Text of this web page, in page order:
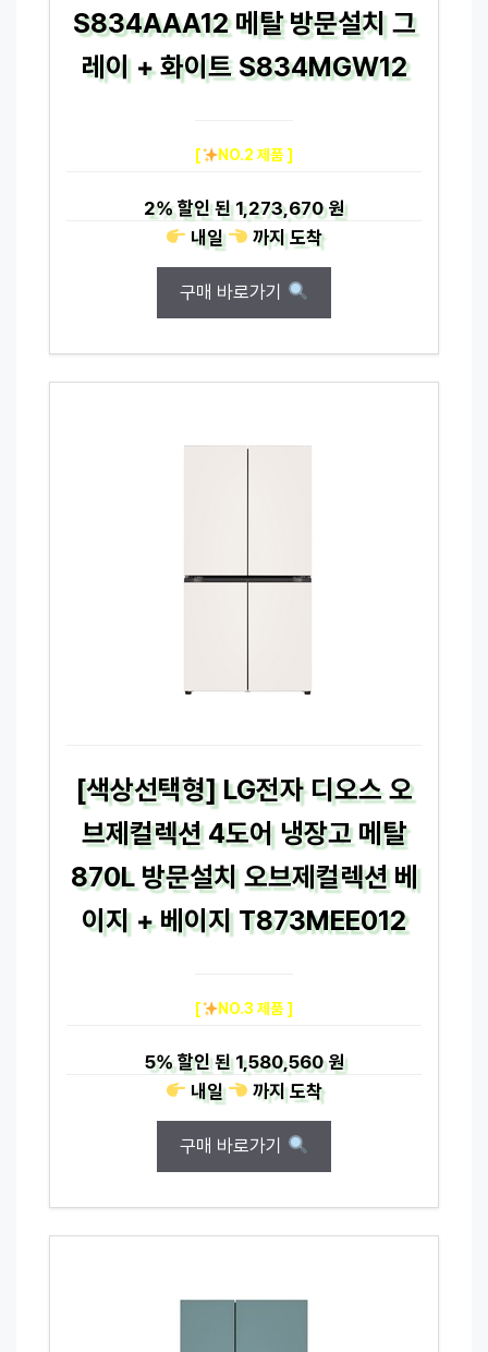
S834AAA12 메탈 방문설치 그
레이 + 화이트 S834MGW12
[ NO.2 제품 ]
2%할인 된1,273,670 원
내일
까지도착
구매 바로가기
[색상선택형] LG전자 디오스 오
브제컬렉션 4도어 냉장고 메탈
870L 방문설치 오브제컬렉션 베
이지 + 베이지 T873MEE012
[ NO.3 제품 ]
5%할인 된1,580,560 원
내일
까지도착
구매 바로가기